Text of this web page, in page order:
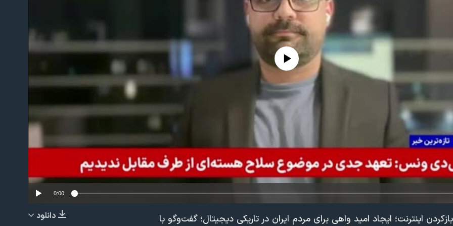
EMBED
No media source currently available
0:00
دانلود
اینترنت؛ ایجاد امید واهی برای مردم ایران در تاریکی دیجیتال؛ گفت‌وگو با